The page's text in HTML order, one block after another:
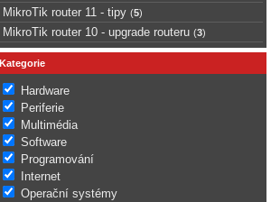
MikroTik router 11 - tipy (5)
MikroTik router 10 - upgrade routeru (3)
Kategorie
Hardware
Periferie
Multimédia
Software
Programování
Internet
Operační systémy